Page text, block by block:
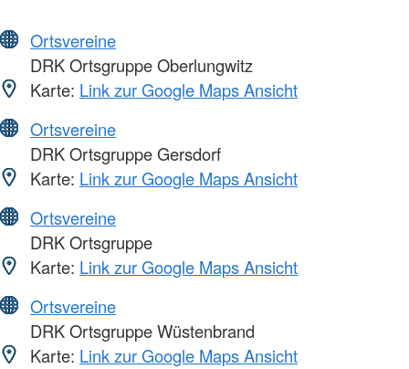
Ortsvereine
DRK Ortsgruppe Oberlungwitz
Karte: Link zur Google Maps Ansicht
Ortsvereine
DRK Ortsgruppe Gersdorf
Karte: Link zur Google Maps Ansicht
Ortsvereine
DRK Ortsgruppe
Karte: Link zur Google Maps Ansicht
Ortsvereine
DRK Ortsgruppe Wüstenbrand
Karte: Link zur Google Maps Ansicht